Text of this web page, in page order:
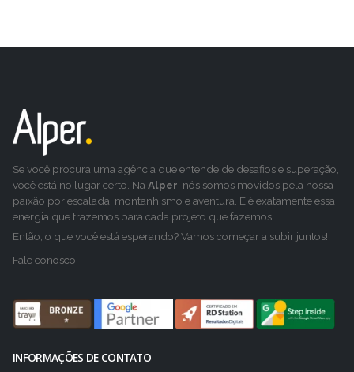
Se você procura uma agência que entende de desafios e superação,
você está no lugar certo. Na Alper , nós somos movidos pela nossa
paixão por escalada, montanhismo e aventura. E é exatamente essa
energia que trazemos para cada projeto que fazemos.
Então, o que você está esperando? Vamos começar a subir juntos!
Fale conosco!
INFORMAÇÕES DE CONTATO